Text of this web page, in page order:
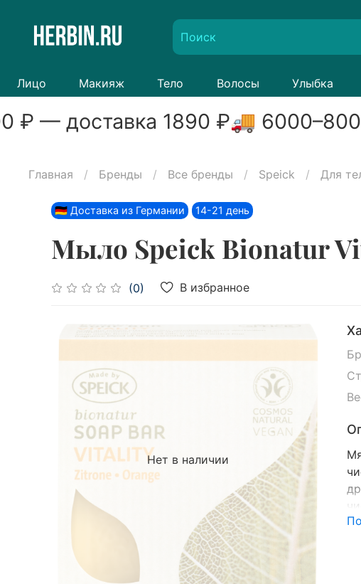
Лицо Макияж Тело Волосы Улыбка
₽ — доставка1890₽🚚6000–
Главная Бренды Все бренды Speick Для
🇩🇪 Доставка из Германии 14-21 день
Мыло Speick Bionatur
(0) В избранное
Нет в наличии